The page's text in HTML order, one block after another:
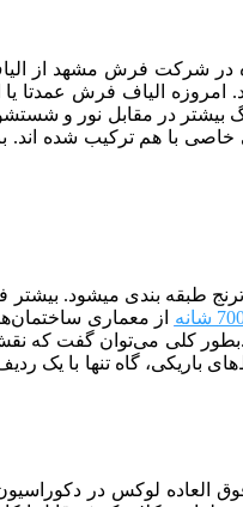
الیاف فرش عمدتا
بیشتر در مقابل نور و
ترنج طبقه بندی می­شود.
از معماری
کلی می‌توان گفت که
‌گاه تنها با یک
لوکس در